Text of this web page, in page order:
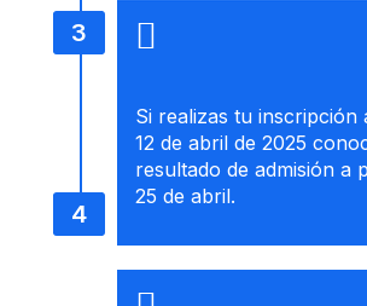
Si realizas tu inscripción
12 de abril de 2025
resultado de admisión a
25 de abril.